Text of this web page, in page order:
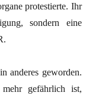
protestierte. Ihr
sondern eine
anderes geworden.
gefährlich ist,